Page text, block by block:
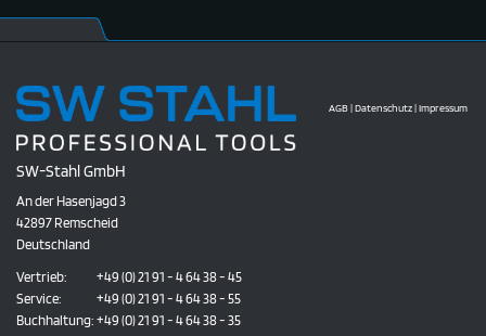
AGB|Datenschutz|Impressum
SW-Stahl GmbH
An der Hasenjagd 3
42897 Remscheid
Deutschland
Vertrieb:
+49 (0) 21 91 - 4 64 38 - 45
Service:
+49 (0) 21 91 - 4 64 38 - 55
Buchhaltung: +49 (0) 21 91 - 4 64 38 - 35